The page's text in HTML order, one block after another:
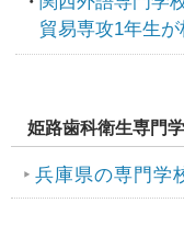
貿易専攻1年生が
姫路歯科衛生専門
兵庫県の専門学